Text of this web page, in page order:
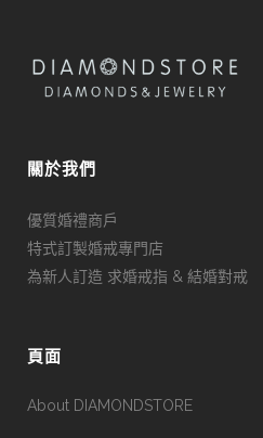
關於我們
優質婚禮商戶
特式訂製婚戒專門店
為新人訂造 求婚戒指 & 結婚對戒
頁面
About DIAMONDSTORE